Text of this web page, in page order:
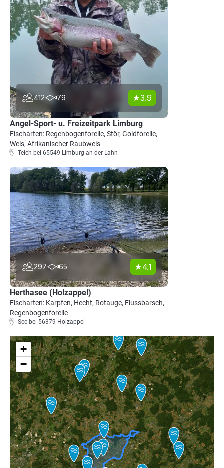
412 79 3.9
Angel-Sport- u. Freizeitpark Limburg
Fischarten: Regenbogenforelle, Stör, Goldforelle,
Wels, Afrikanischer Raubwels
Teich bei 65549 Limburg an der Lahn
297 65 4.1
Herthasee (Holzappel)
Fischarten: Karpfen, Hecht, Rotauge, Flussbarsch,
Regenbogenforelle
See bei 56379 Holzappel
+
−